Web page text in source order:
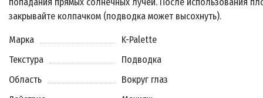
закрывайте колпачком (подводка может высохнуть).
Марка
K-Palette
Текстура
Подводка
Область
Вокруг глаз